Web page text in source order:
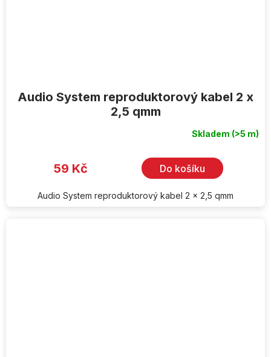
Audio System reproduktorový kabel 2 x
2,5 qmm
Skladem (>5 m)
59 Kč Do košíku
Audio System reproduktorový kabel 2 x 2,5 qmm